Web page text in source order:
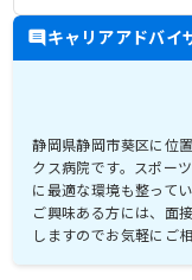
キャリアアドバイ
静岡県静岡市葵区に位
クス病院です。スポー
に最適な環境も整ってい
ご興味ある方には、面
しますのでお気軽にご